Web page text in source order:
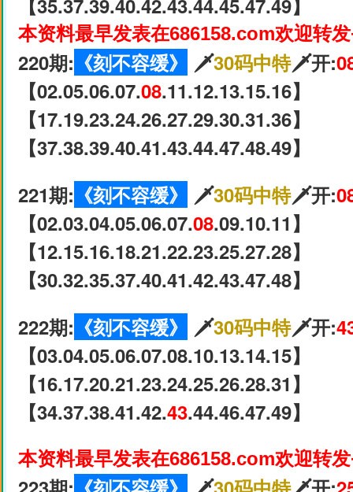
【35.37.39.40.42.43.44.45.47.49】
本资料最早发表在686158.com欢迎转
220期: 《刻不容缓》 🗡30码中特🗡开:
【02.05.06.07.08.11.12.13.15.16】
【17.19.23.24.26.27.29.30.31.36】
【37.38.39.40.41.43.44.47.48.49】
221期: 《刻不容缓》 🗡30码中特🗡开:
【02.03.04.05.06.07.08.09.10.11】
【12.15.16.18.21.22.23.25.27.28】
【30.32.35.37.40.41.42.43.47.48】
222期: 《刻不容缓》 🗡30码中特🗡开:
【03.04.05.06.07.08.10.13.14.15】
【16.17.20.21.23.24.25.26.28.31】
【34.37.38.41.42.43.44.46.47.49】
本资料最早发表在686158.com欢迎转